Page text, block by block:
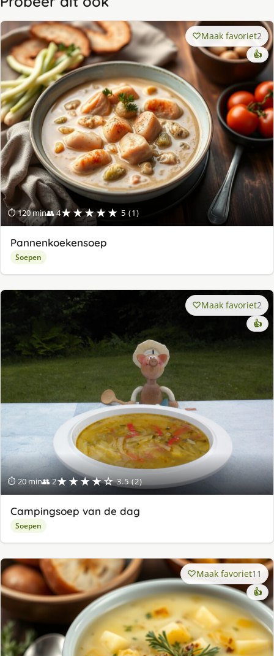
⏱ 120 min👥 4★★★★★ 5 (1)
Maak favoriet2
👍
Pannenkoekensoep
Soepen
⏱ 20 min👥 2★★★★☆ 3.5 (2)
Maak favoriet2
👍
Campingsoep van de dag
Soepen
Maak favoriet11
👍